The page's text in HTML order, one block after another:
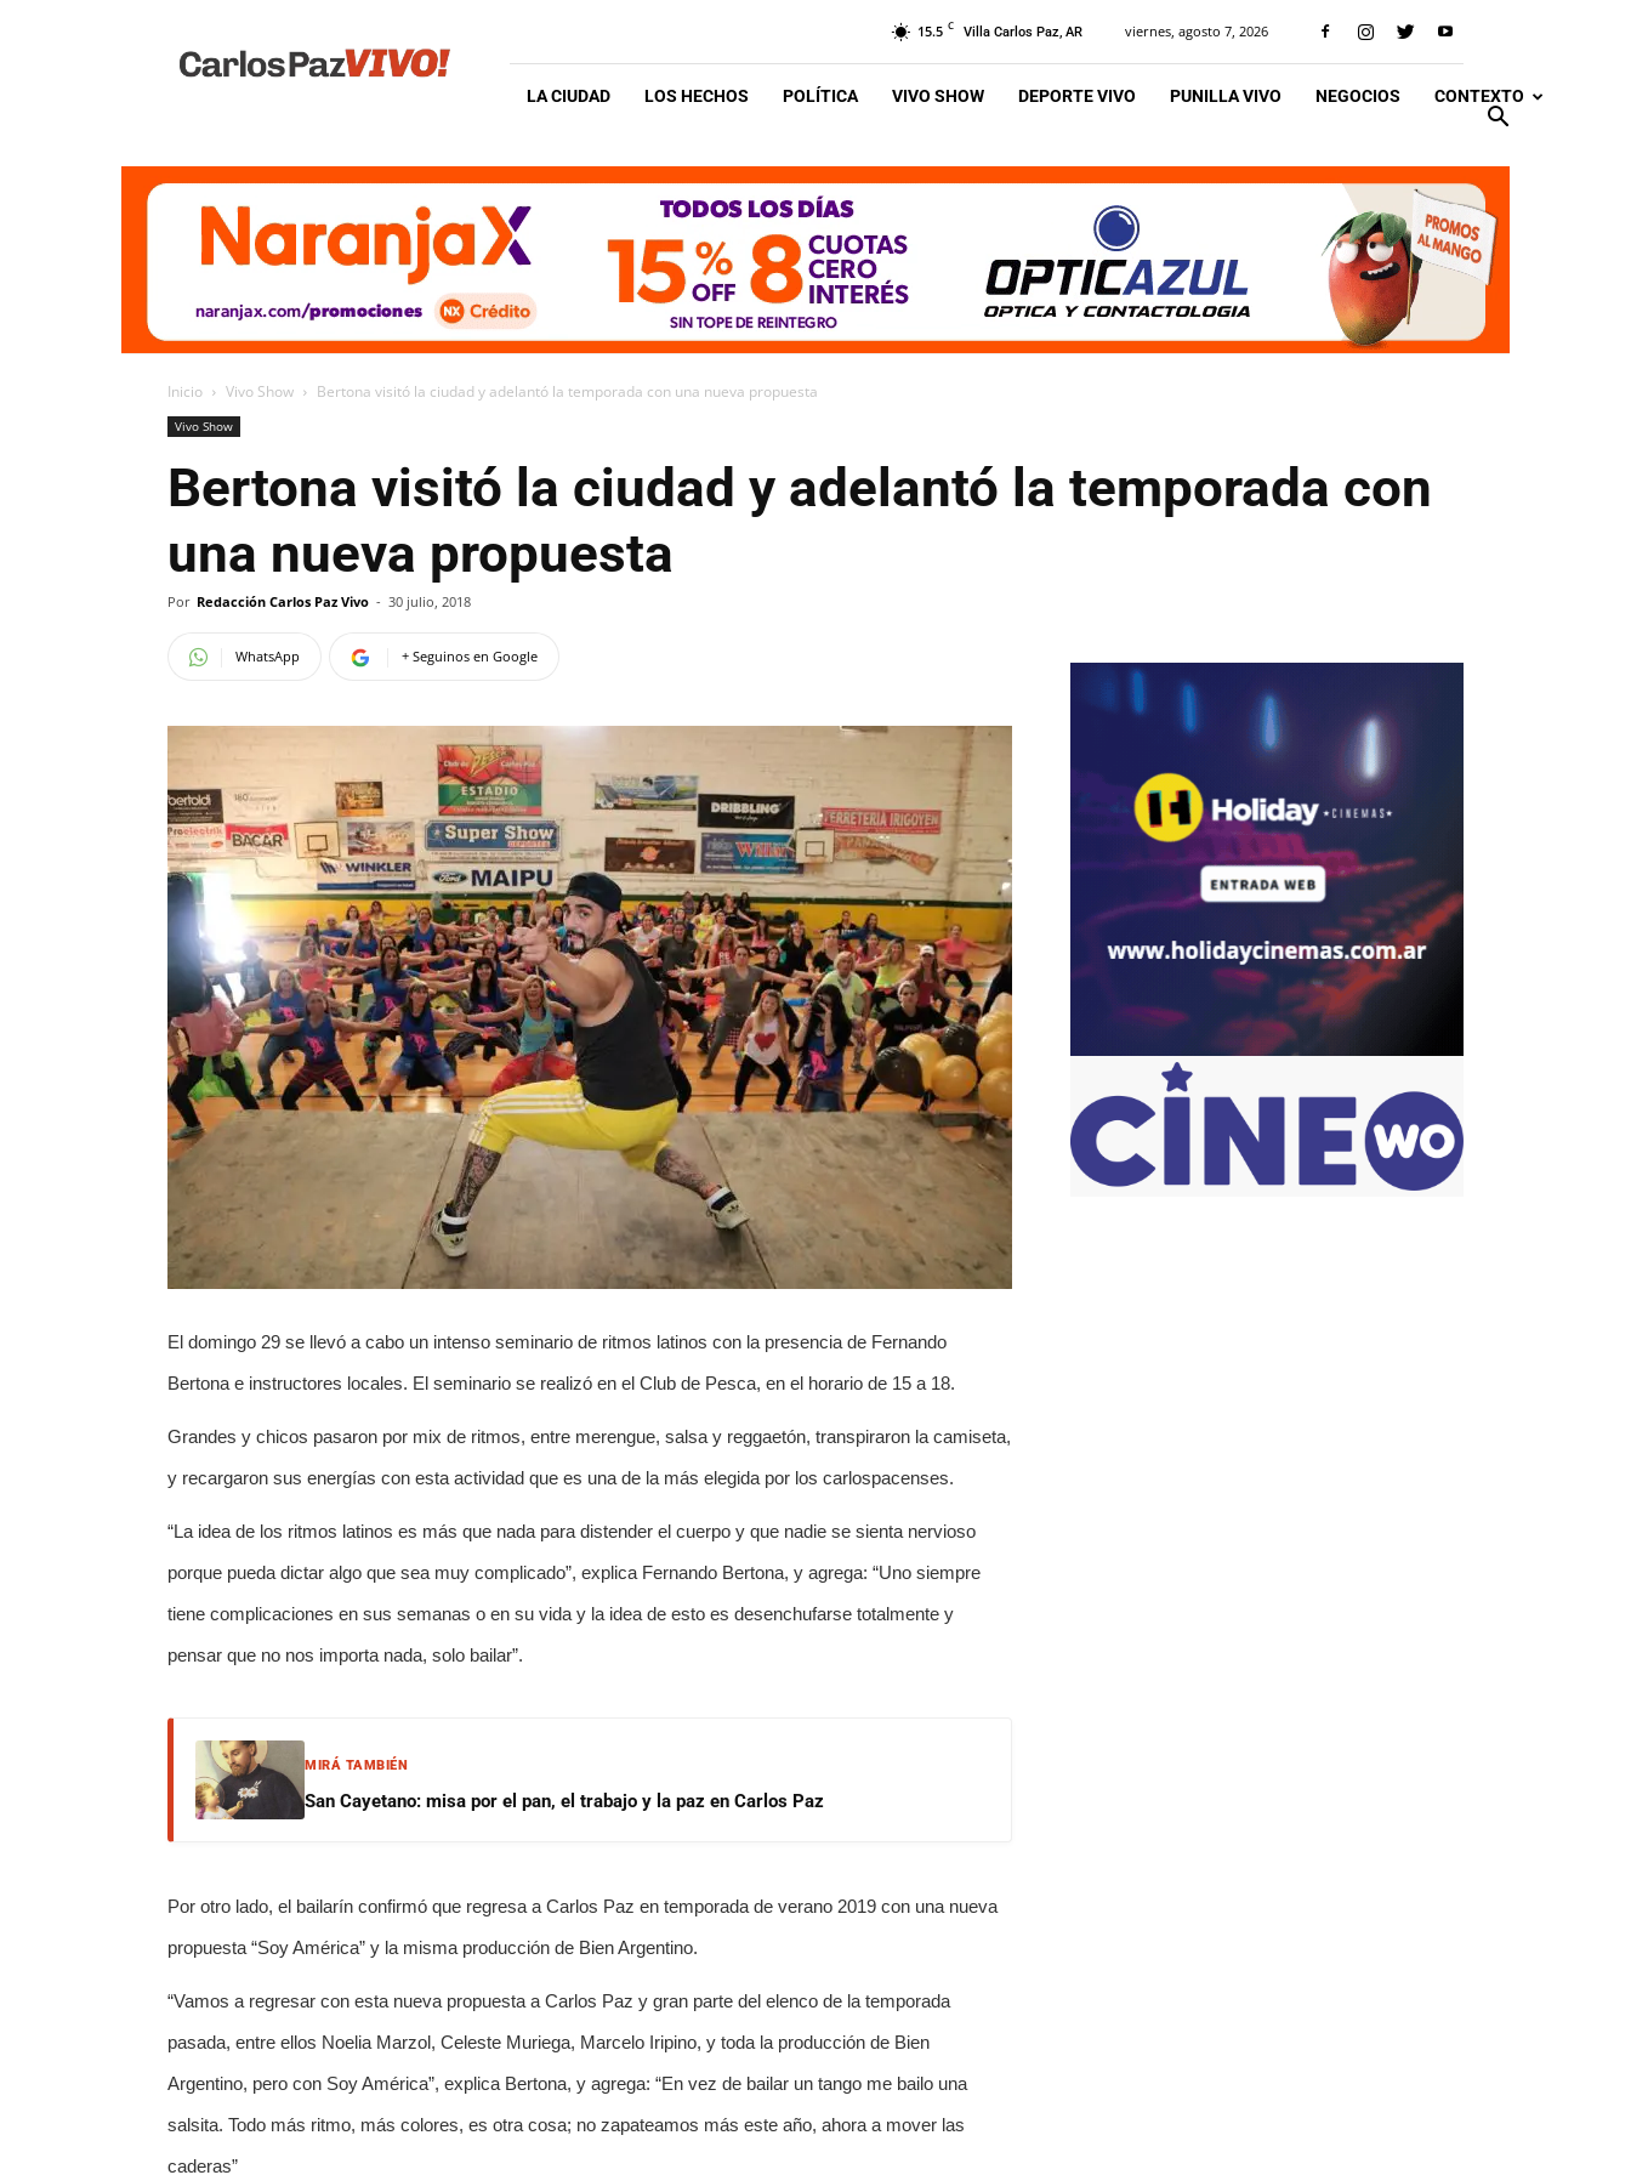
Vivo
15.5 C Villa Carlos Paz, AR viernes, agosto 7, 2026
LA CIUDAD LOS HECHOS POLÍTICA VIVO SHOW DEPORTE VIVO PUNILLA VIVO NEGOCIOS CONTEXTO
Inicio Vivo Show Bertona visitó la ciudad y adelantó la temporada con una nueva propuesta
Vivo Show
Bertona visitó la ciudad y adelantó la temporada con
una nueva propuesta
Por Redacción Carlos Paz Vivo - 30 julio, 2018
WhatsApp + Seguinos en Google
El domingo 29 se llevó a cabo un intenso seminario de ritmos latinos con la presencia de Fernando
Bertona e instructores locales. El seminario se realizó en el Club de Pesca, en el horario de 15 a 18.
Grandes y chicos pasaron por mix de ritmos, entre merengue, salsa y reggaetón, transpiraron la camiseta,
y recargaron sus energías con esta actividad que es una de la más elegida por los carlospacenses.
“La idea de los ritmos latinos es más que nada para distender el cuerpo y que nadie se sienta nervioso
porque pueda dictar algo que sea muy complicado”, explica Fernando Bertona, y agrega: “Uno siempre
tiene complicaciones en sus semanas o en su vida y la idea de esto es desenchufarse totalmente y
pensar que no nos importa nada, solo bailar”.
MIRÁ TAMBIÉN
San Cayetano: misa por el pan, el trabajo y la paz en Carlos Paz
Por otro lado, el bailarín confirmó que regresa a Carlos Paz en temporada de verano 2019 con una nueva
propuesta “Soy América” y la misma producción de Bien Argentino.
“Vamos a regresar con esta nueva propuesta a Carlos Paz y gran parte del elenco de la temporada
pasada, entre ellos Noelia Marzol, Celeste Muriega, Marcelo Iripino, y toda la producción de Bien
Argentino, pero con Soy América”, explica Bertona, y agrega: “En vez de bailar un tango me bailo una
salsita. Todo más ritmo, más colores, es otra cosa; no zapateamos más este año, ahora a mover las
caderas”